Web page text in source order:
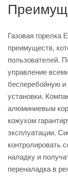
Газовая горелка
преимуществ,
пользователей.
управление
бесперебойную и
установки.
алюминиевым
кожухом
эксплуатации.
контролировать
наладку и
переналадка в